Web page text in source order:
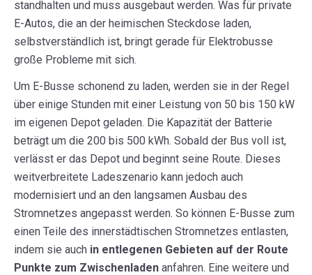
standhalten und muss ausgebaut werden. Was für private
E-Autos, die an der heimischen Steckdose laden,
selbstverständlich ist, bringt gerade für Elektrobusse
große Probleme mit sich.
Um E-Busse schonend zu laden, werden sie in der Regel
über einige Stunden mit einer Leistung von 50 bis 150 kW
im eigenen Depot geladen. Die Kapazität der Batterie
beträgt um die 200 bis 500 kWh. Sobald der Bus voll ist,
verlässt er das Depot und beginnt seine Route. Dieses
weitverbreitete Ladeszenario kann jedoch auch
modernisiert und an den langsamen Ausbau des
Stromnetzes angepasst werden. So können E-Busse zum
einen Teile des innerstädtischen Stromnetzes entlasten,
indem sie auch in entlegenen Gebieten auf der Route
Punkte zum Zwischenladen anfahren. Eine weitere und